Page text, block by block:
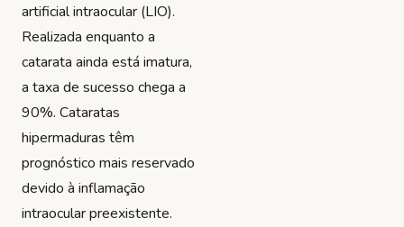
artificial intraocular (LIO).
Realizada enquanto a
catarata ainda está imatura,
a taxa de sucesso chega a
90%. Cataratas
hipermaduras têm
prognóstico mais reservado
devido à inflamação
intraocular preexistente.